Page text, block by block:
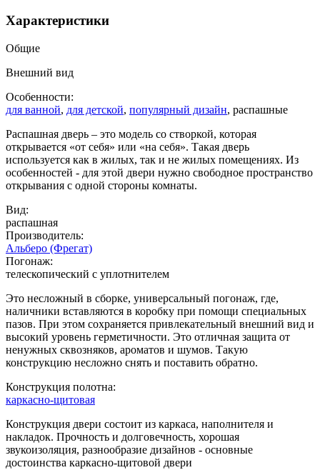
Характеристики
Общие
Внешний вид
Особенности:
для ванной, для детской, популярный дизайн, распашные
Распашная дверь – это модель со створкой, которая
открывается «от себя» или «на себя». Такая дверь
используется как в жилых, так и не жилых помещениях. Из
особенностей - для этой двери нужно свободное пространство
открывания с одной стороны комнаты.
Вид:
распашная
Производитель:
Альберо (Фрегат)
Погонаж:
телескопический с уплотнителем
Это несложный в сборке, универсальный погонаж, где,
наличники вставляются в коробку при помощи специальных
пазов. При этом сохраняется привлекательный внешний вид и
высокий уровень герметичности. Это отличная защита от
ненужных сквозняков, ароматов и шумов. Такую
конструкцию несложно снять и поставить обратно.
Конструкция полотна:
каркасно-щитовая
Конструкция двери состоит из каркаса, наполнителя и
накладок. Прочность и долговечность, хорошая
звукоизоляция, разнообразие дизайнов - основные
достоинства каркасно-щитовой двери